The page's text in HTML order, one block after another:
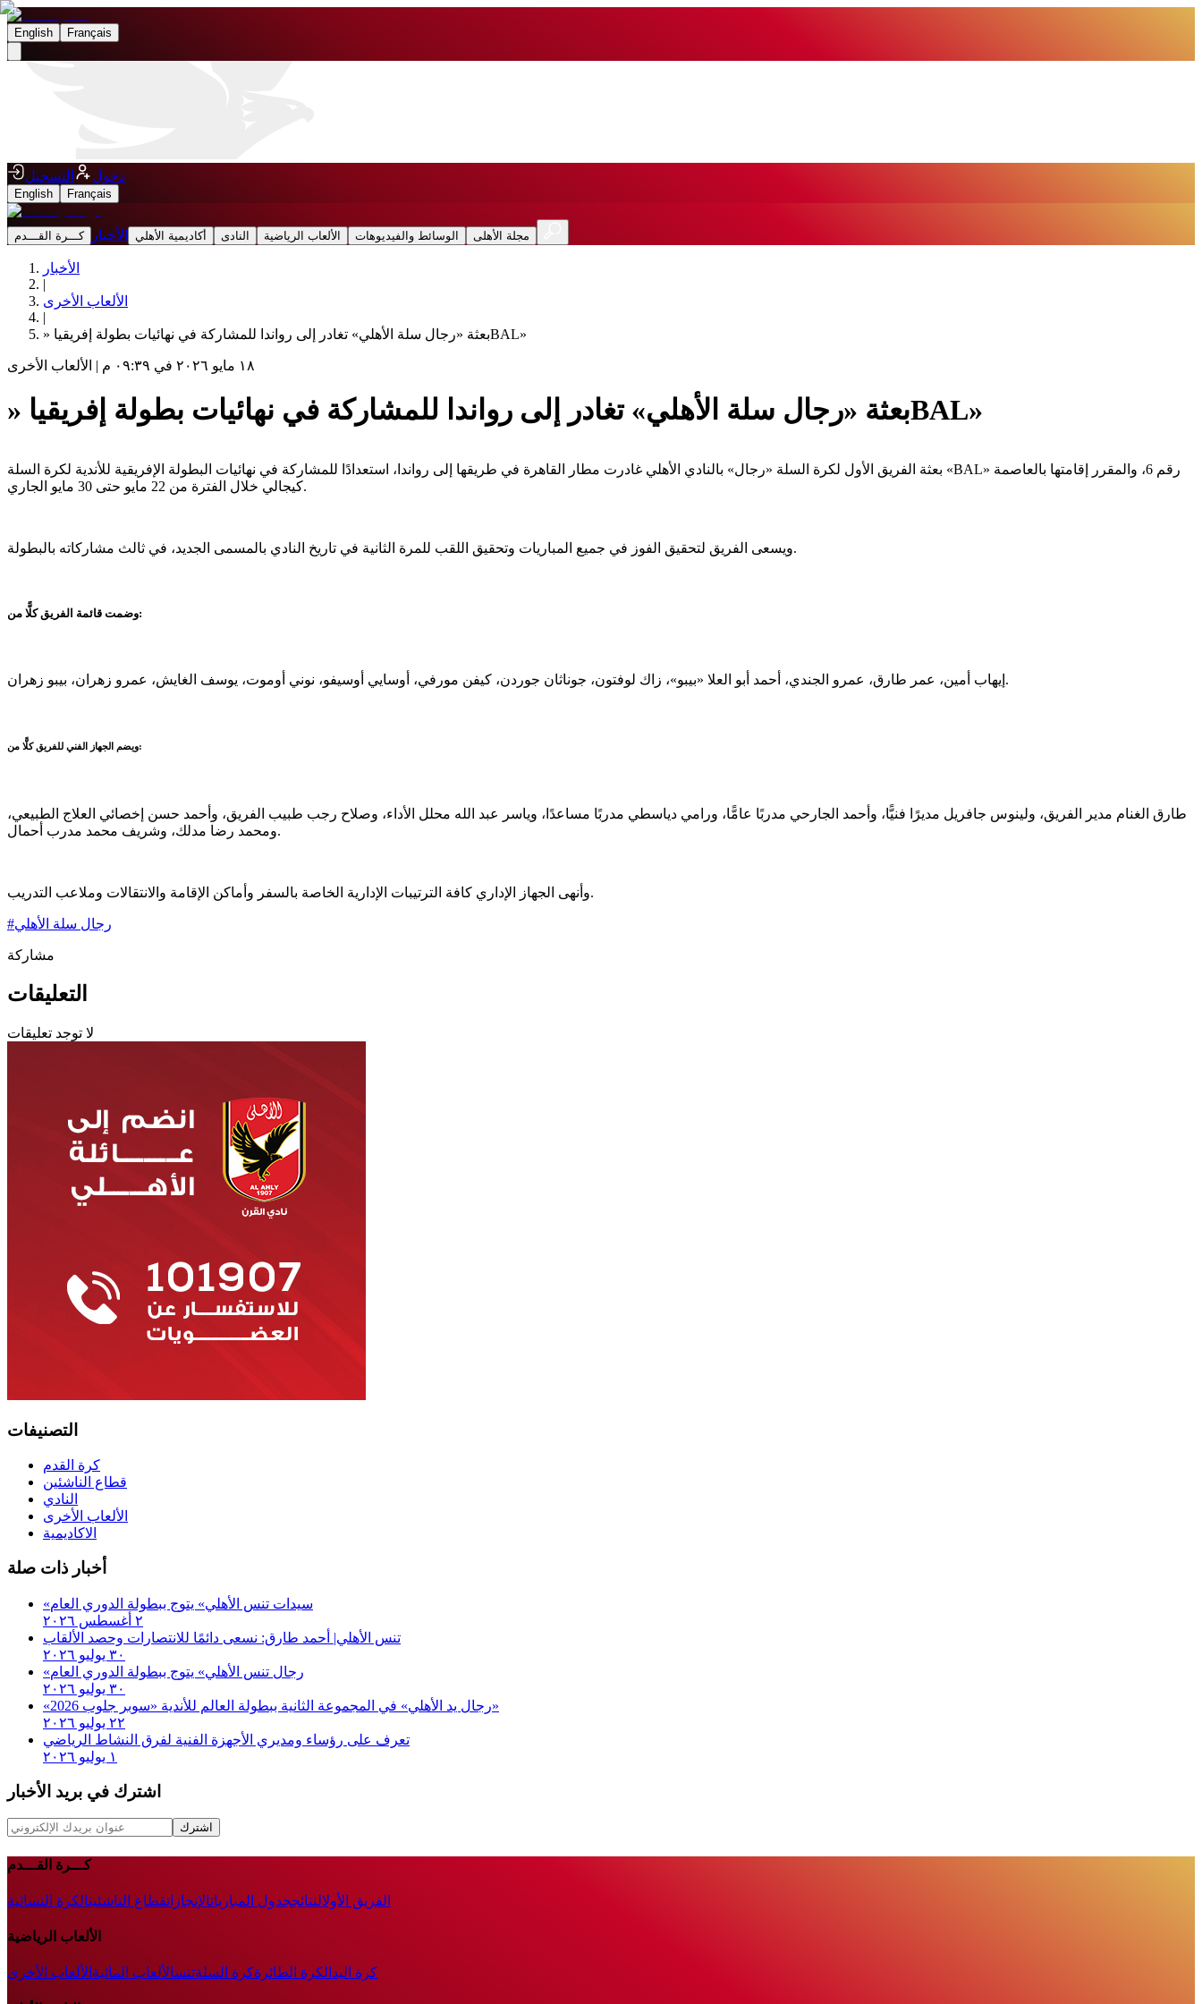
English Français
دخول التسجيل
English Français
كـــرة القـــدم الأخبار أكاديمية الأهلي النادى الألعاب الرياضية الوسائط والفيديوهات مجلة الأهلى
الأخبار
|
الألعاب الأخرى
|
بعثة «رجال سلة الأهلي» تغادر إلى رواندا للمشاركة في نهائيات بطولة إفريقيا «‏BAL‏»
١٨ مايو ٢٠٢٦ في ٠٩:٣٩ م | الألعاب الأخرى
بعثة «رجال سلة الأهلي» تغادر إلى رواندا للمشاركة في نهائيات بطولة إفريقيا «‏BAL‏»
بعثة الفريق الأول لكرة السلة «رجال» بالنادي الأهلي غادرت مطار القاهرة في طريقها إلى رواندا، استعدادًا للمشاركة في نهائيات البطولة الإفريقية للأندية لكرة السلة «BAL» رقم 6، والمقرر إقامتها بالعاصمة
كيجالي خلال الفترة من 22 مايو حتى 30 مايو الجاري.
ويسعى الفريق لتحقيق الفوز في جميع المباريات وتحقيق اللقب للمرة الثانية في تاريخ النادي بالمسمى الجديد، في ثالث مشاركاته بالبطولة.
وضمت قائمة الفريق كلًّا من:
إيهاب أمين، عمر طارق، عمرو الجندي، أحمد أبو العلا «بيبو»، زاك لوفتون، جوناثان جوردن، كيفن مورفي، أوسايي أوسيفو، نوني أوموت، يوسف الغايش، عمرو زهران، بيبو زهران.
ويضم الجهاز الفني للفريق كلًّا من:
طارق الغنام مدير الفريق، ولينوس جافريل مديرًا فنيًّا، وأحمد الجارحي مدربًا عامًّا، ورامي دياسطي مدربًا مساعدًا، وياسر عبد الله محلل الأداء، وصلاح رجب طبيب الفريق، وأحمد حسن إخصائي العلاج الطبيعي،
ومحمد رضا مدلك، وشريف محمد مدرب أحمال.
وأنهى الجهاز الإداري كافة الترتيبات الإدارية الخاصة بالسفر وأماكن الإقامة والانتقالات وملاعب التدريب.
#رجال سلة الأهلي
مشاركة
التعليقات
لا توجد تعليقات
التصنيفات
كرة القدم
قطاع الناشئين
النادي
الألعاب الأخرى
الاكاديمية
أخبار ذات صلة
«سيدات تنس الأهلي» يتوج ببطولة الدوري العام
٢ أغسطس ٢٠٢٦
تنس الأهلي| أحمد طارق: نسعى دائمًا للانتصارات وحصد الألقاب
٣٠ يوليو ٢٠٢٦
«رجال تنس الأهلي» يتوج ببطولة الدوري العام
٣٠ يوليو ٢٠٢٦
«رجال يد الأهلي» في المجموعة الثانية ببطولة العالم للأندية «سوبر جلوب 2026»
٢٢ يوليو ٢٠٢٦
تعرف على رؤساء ومديري الأجهزة الفنية لفرق النشاط الرياضي
١ يوليو ٢٠٢٦
اشترك في بريد الأخبار
اشترك
كـــرة القـــدم
الفريق الأولالنتائججدول المبارياتالإنجازاتقطاع الناشئينالكرة النسائية
الألعاب الرياضية
كرة اليد الكرة الطائرةكرة السلةتنسالألعاب المائية الألعاب الأخرى